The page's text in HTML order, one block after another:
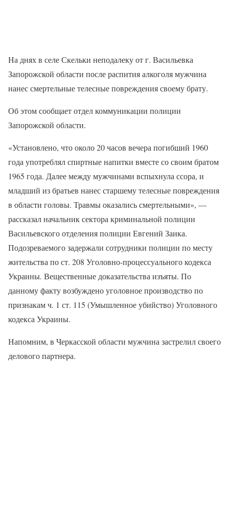
На днях в селе Скельки неподалеку от г. Васильевка
Запорожской области после распития алкоголя мужчина
нанес смертельные телесные повреждения своему брату.
Об этом сообщает отдел коммуникации полиции
Запорожской области.
«Установлено, что около 20 часов вечера погибший 1960
года употреблял спиртные напитки вместе со своим братом
1965 года. Далее между мужчинами вспыхнула ссора, и
младший из братьев нанес старшему телесные повреждения
в области головы. Травмы оказались смертельными», —
рассказал начальник сектора криминальной полиции
Васильевского отделения полиции Евгений Заика.
Подозреваемого задержали сотрудники полиции по месту
жительства по ст. 208 Уголовно-процессуального кодекса
Украины. Вещественные доказательства изъяты. По
данному факту возбуждено уголовное производство по
признакам ч. 1 ст. 115 (Умышленное убийство) Уголовного
кодекса Украины.
Напомним, в Черкасской области мужчина застрелил своего
делового партнера.